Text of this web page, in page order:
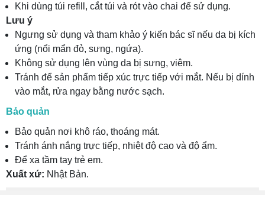
Khi dùng túi refill, cắt túi và rót vào chai để sử dụng.
Lưu ý
Ngưng sử dụng và tham khảo ý kiến bác sĩ nếu da bị kích
ứng (nổi mẩn đỏ, sưng, ngứa).
Không sử dụng lên vùng da bị sưng, viêm.
Tránh để sản phẩm tiếp xúc trực tiếp với mắt. Nếu bị dính
vào mắt, rửa ngay bằng nước sạch.
Bảo quản
Bảo quản nơi khô ráo, thoáng mát.
Tránh ánh nắng trực tiếp, nhiệt độ cao và độ ẩm.
Để xa tầm tay trẻ em.
Xuất xứ: Nhật Bản.